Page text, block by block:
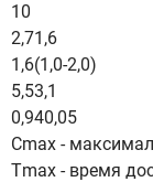
10
2,71,6
1,6(1,0-2,0)
5,53,1
0,940,05
Сmах -
Тmах - время